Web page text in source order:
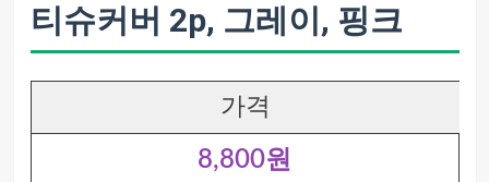
티슈커버 2p, 그레이, 핑크
가격
8,800원